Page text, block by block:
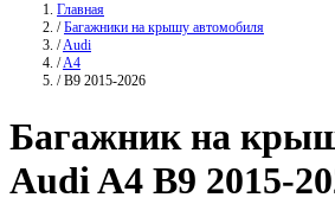
Главная
/ Багажники на крышу автомобиля
/Audi
/A4
/ B9 2015-2026
Багажникна
Audi A4 B9 2015-